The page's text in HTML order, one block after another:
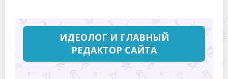
ИДЕОЛОГ И ГЛАВНЫЙ
РЕДАКТОР САЙТА